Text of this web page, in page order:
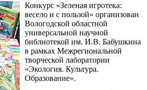
Конкурс «Зеленая игротека:
весело и с пользой» организован
Вологодской областной
универсальной научной
библиотекой им. И.В. Бабушкина
в рамках Межрегиональной
творческой лаборатории
«Экология. Культура.
Образование».